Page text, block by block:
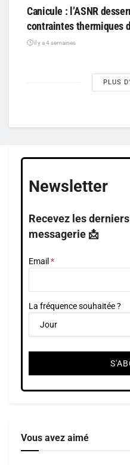
Canicule : l’ASNR
contraintes thermiques
il y a 4 semaines
PLUS
Newsletter
Recevez les
messagerie 📩
Email
La fréquence souhaitée ?
Vous avez aimé